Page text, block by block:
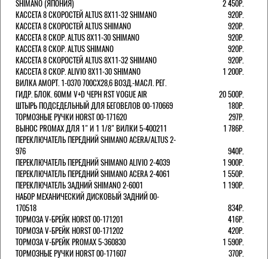
SHIMANO (ЯПОНИЯ)
2 450Р.
КАССЕТА 8 СКОРОСТЕЙ ALTUS 8Х11-32 SHIMANO
920Р.
КАССЕТА 8 СКОРОСТЕЙ ALTUS SHIMANO
920Р.
КАССЕТА 8 СКОР. ALTUS 8Х11-30 SHIMANO
920Р.
КАССЕТА 8 СКОР. ALTUS SHIMANO
920Р.
КАССЕТА 8 СКОРОСТЕЙ ALTUS 8Х11-32 SHIMANO
920Р.
КАССЕТА 8 СКОР. ALIVIO 8Х11-30 SHIMANO
1 200Р.
ВИЛКА АМОРТ. 1-0370 700СХ28,6 ВОЗД.-МАСЛ. РЕГ.
ГИДР. БЛОК. 60ММ V+D ЧЕРН RST VOGUE AIR
20 500Р.
ШТЫРЬ ПОДСЕДЕЛЬНЫЙ ДЛЯ БЕГОВЕЛОВ 00-170669
180Р.
ТОРМОЗНЫЕ РУЧКИ HORST 00-171620
297Р.
ВЫНОС PROMAX ДЛЯ 1" И 1 1/8" ВИЛКИ 5-400211
1 786Р.
ПЕРЕКЛЮЧАТЕЛЬ ПЕРЕДНИЙ SHIMANO ACERA/ALTUS 2-
976
940Р.
ПЕРЕКЛЮЧАТЕЛЬ ПЕРЕДНИЙ SHIMANO ALIVIO 2-4039
1 900Р.
ПЕРЕКЛЮЧАТЕЛЬ ПЕРЕДНИЙ SHIMANO ACERA 2-4061
1 550Р.
ПЕРЕКЛЮЧАТЕЛЬ ЗАДНИЙ SHIMANO 2-6001
1 190Р.
НАБОР МЕХАНИЧЕСКИЙ ДИСКОВЫЙ ЗАДНИЙ 00-
170518
834Р.
ТОРМОЗА V-БРЕЙК HORST 00-171201
416Р.
ТОРМОЗА V-БРЕЙК HORST 00-171202
420Р.
ТОРМОЗА V-БРЕЙК PROMAX 5-360830
1 590Р.
ТОРМОЗНЫЕ РУЧКИ HORST 00-171607
370Р.